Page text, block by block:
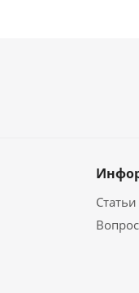
Статьи